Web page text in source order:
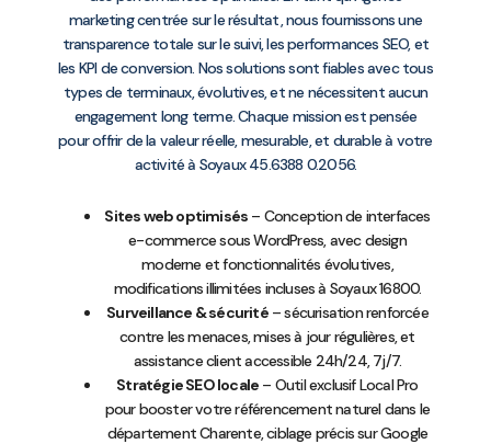
marketing centrée sur le résultat, nous fournissons une
transparence totale sur le suivi, les performances SEO, et
les KPI de conversion. Nos solutions sont fiables avec tous
types de terminaux, évolutives, et ne nécessitent aucun
engagement long terme. Chaque mission est pensée
pour offrir de la valeur réelle, mesurable, et durable à votre
activité à Soyaux 45.6388 0.2056.
Sites web optimisés – Conception de interfaces
e-commerce sous WordPress, avec design
moderne et fonctionnalités évolutives,
modifications illimitées incluses à Soyaux 16800.
Surveillance & sécurité– sécurisation renforcée
contre les menaces, mises à jour régulières, et
assistance client accessible 24h/24, 7j/7.
Stratégie SEO locale – Outil exclusif Local Pro
pour booster votre référencement naturel dans le
département Charente, ciblage précis sur Google